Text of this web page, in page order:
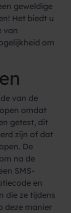
geweldige
Het biedt u
van
om
van de
omdat
getest, dit
zijn of dat
De
na de
SMS-
en
die ze tijdens
deze manier